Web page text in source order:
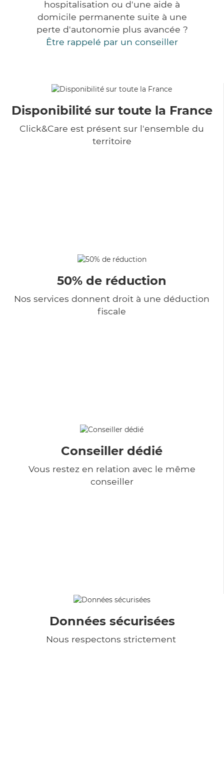
hospitalisation ou d'une aide à
domicile permanente suite à une
perte d'autonomie plus avancée ?
Être rappelé par un conseiller
Disponibilité sur toute la France
Click&Care est présent sur l'ensemble du
territoire
50% de réduction
Nos services donnent droit à une déduction
fiscale
Conseiller dédié
Vous restez en relation avec le même
conseiller
Données sécurisées
Nous respectons strictement